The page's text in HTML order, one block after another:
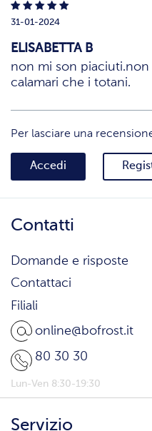
31-01-2024
ELISABETTA B
non mi son piaciuti.non
calamari che i totani.
Per lasciare una
Accedi
Contatti
Domande e risposte
Contattaci
Filiali
online@bofrost.it
80 30 30
Lun-Ven 8:30-19:30
Servizio